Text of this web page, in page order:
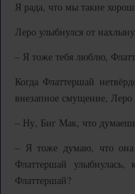
Я рада, что мы такие
Леро улыбнулся от
– Я тоже тебя люблю,
Когда Флаттершай
внезапное смущение, Леро
– Ну, Биг Мак, что
– Я тоже думаю, что
Флаттершай
Флаттершай?